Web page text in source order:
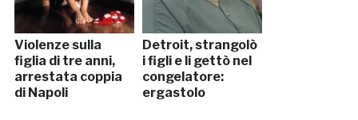
Violenze sulla
figlia di tre anni,
arrestata coppia
di Napoli
Detroit, strangolò
i figli e li gettò nel
congelatore:
ergastolo